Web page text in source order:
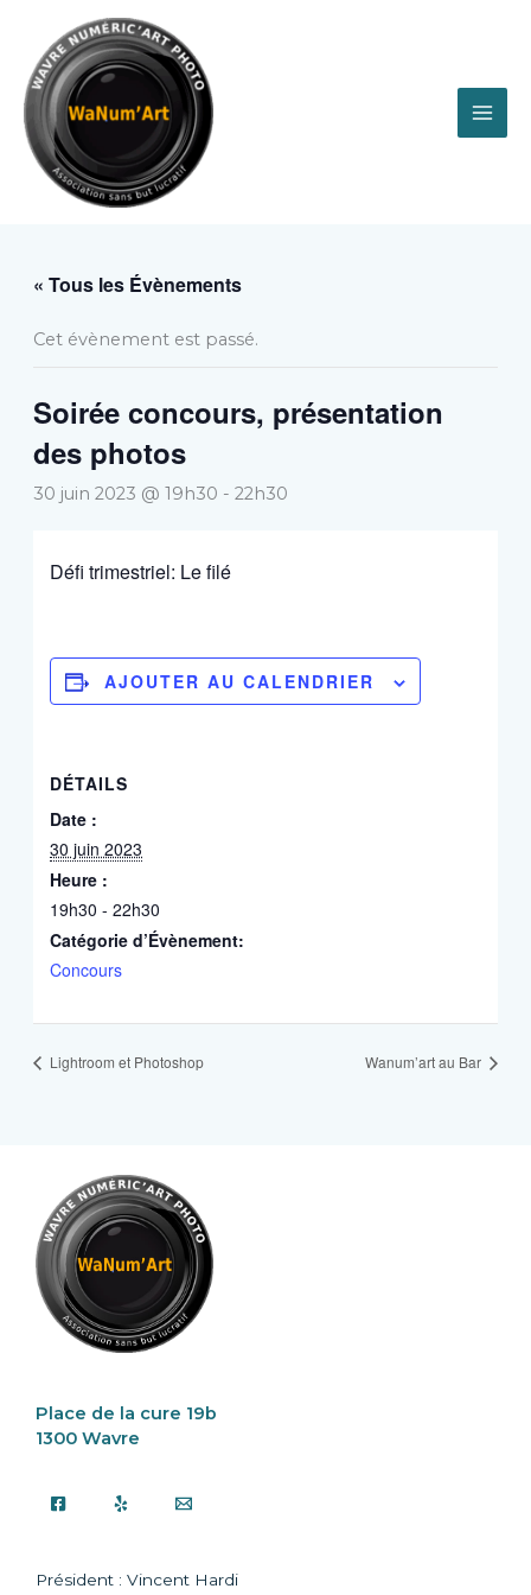
contenu
« Tous les Évènements
Cet évènement est passé.
Soirée concours, présentation
des photos
30 juin 2023 @ 19h30 - 22h30
Défi trimestriel: Le filé
AJOUTER AU CALENDRIER
DÉTAILS
Date :
30 juin 2023
Heure :
19h30 - 22h30
Catégorie d’Évènement:
Concours
Lightroom et Photoshop Wanum’art au Bar
Place de la cure 19b
1300 Wavre
Président : Vincent Hardi